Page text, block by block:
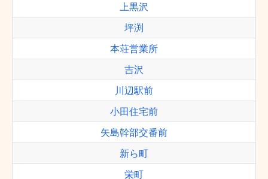
上黒沢
坪渕
本荘営業所
吉沢
川辺駅前
小田住宅前
矢島幹部交番前
新ら町
栄町